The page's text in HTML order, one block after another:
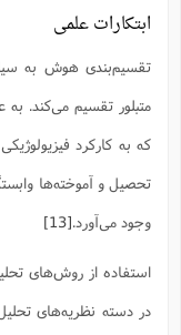
ابتکارات علمی
تقسیم‌بندی هوش به
متبلور تقسیم می‌کند.
که به کارکرد
تحصیل و آموخته‌ها
وجود می‌آورد.[13]
استفاده از روش‌های
در دسته نظریه‌های